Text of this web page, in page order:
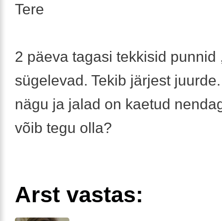
Tere
2 päeva tagasi tekkisid punnid
sügelevad. Tekib järjest
nägu ja jalad on kaetud
võib tegu olla?
Arst vastas: